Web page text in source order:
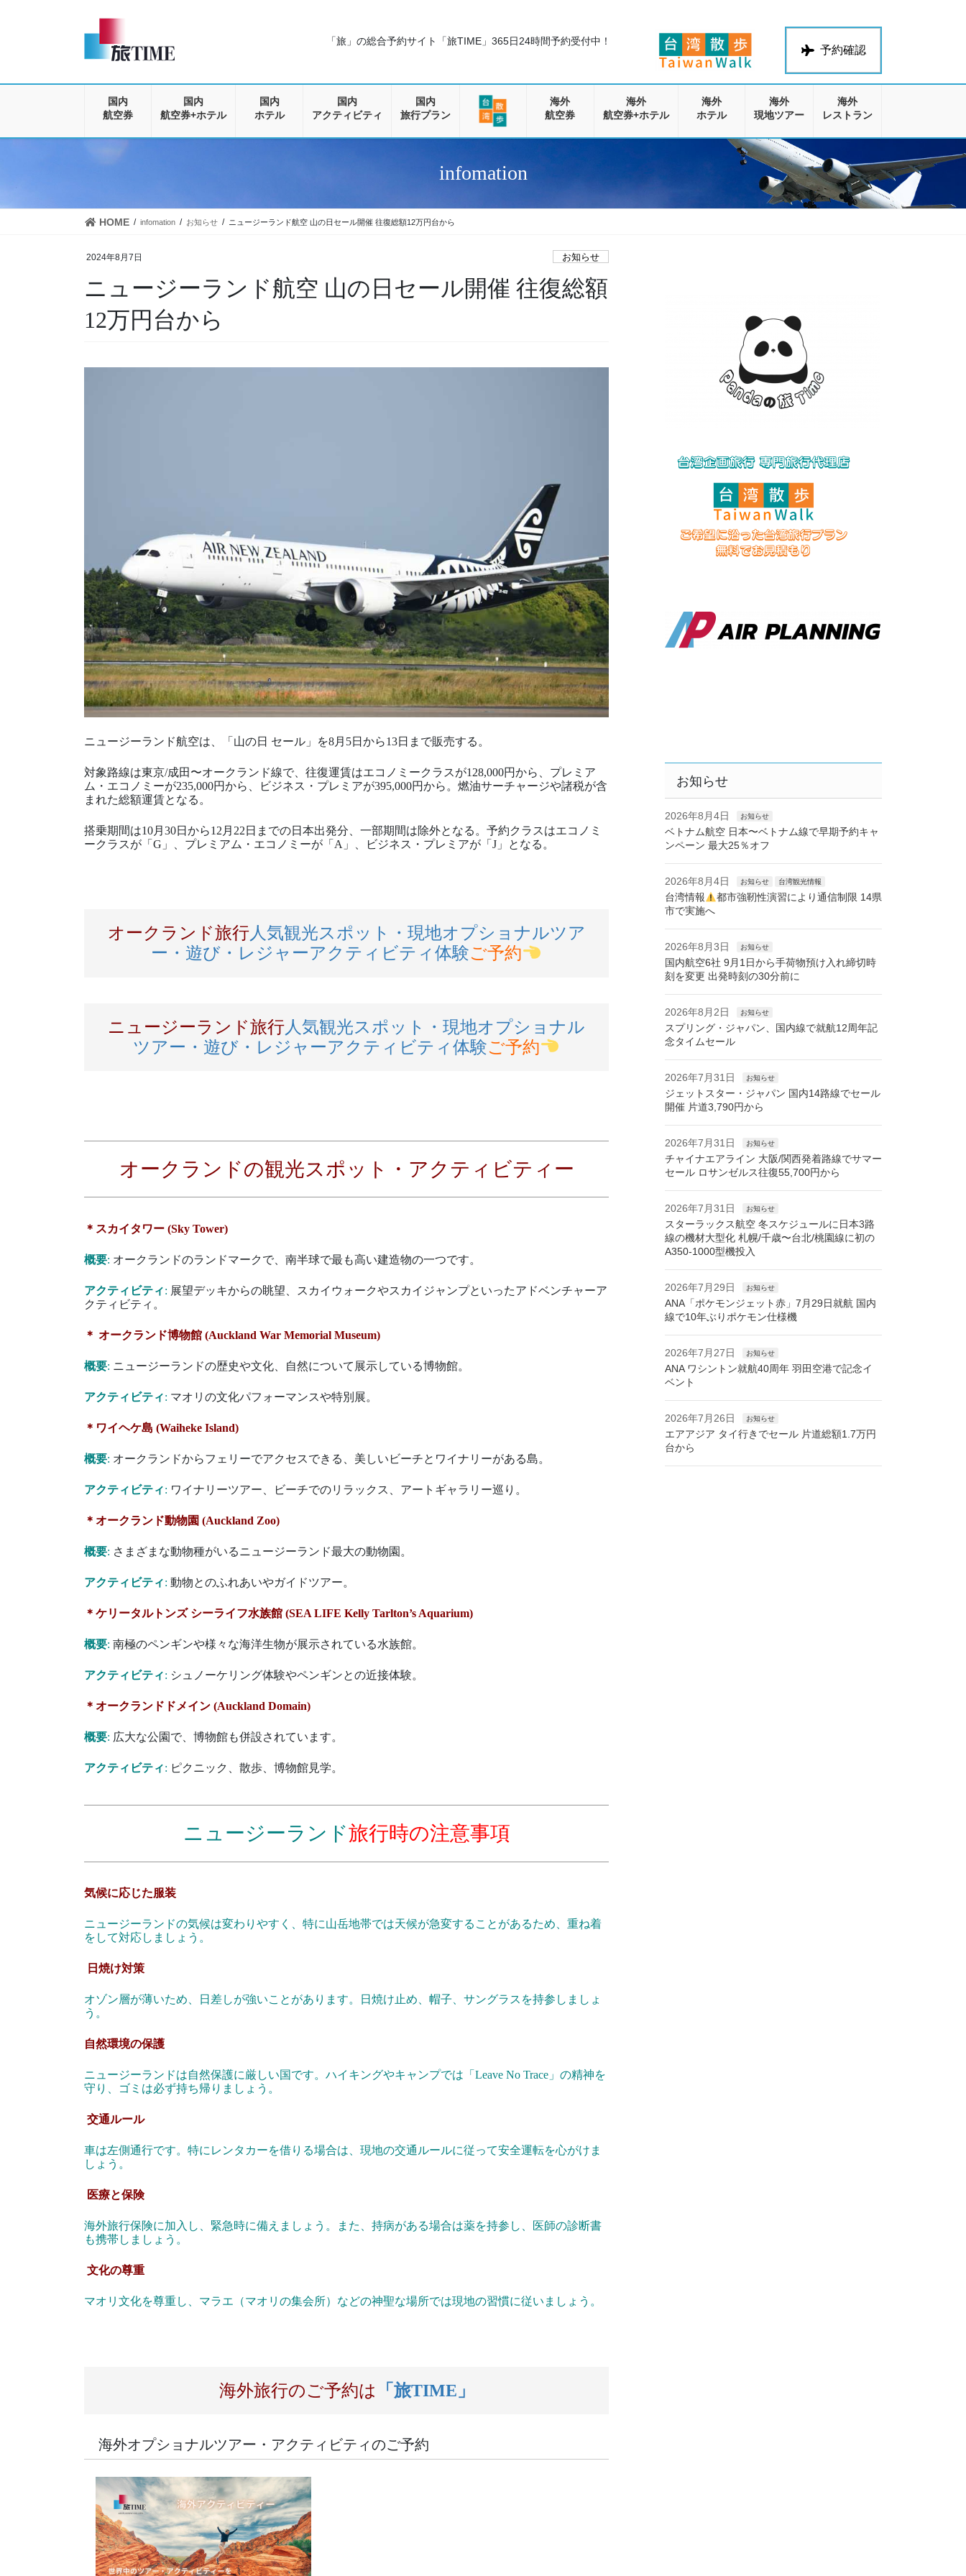
に
ョ
動
予約確認
「旅」の総合予約サイト「旅TIME」 365日24時間予約受付中！
国内
航空券
国内
航空券+ホテル
国内
ホテル
国内
アクティビティ
国内
旅行プラン
海外
航空券
海外
航空券+ホテル
海外
ホテル
海外
現地ツアー
海外
レストラン
infomation
HOME infomation お知らせ ニュージーランド航空 山の日セール開催 往復総額12万円台から
2024年8月7日 お知らせ
ニュージーランド航空 山の日セール開催 往復総額
12万円台から
ニュージーランド航空は、「山の日 セール」を8月5日から13日まで販売する。
対象路線は東京/成田〜オークランド線で、往復運賃はエコノミークラスが128,000円から、プレミア
ム・エコノミーが235,000円から、ビジネス・プレミアが395,000円から。燃油サーチャージや諸税が含
まれた総額運賃となる。
搭乗期間は10月30日から12月22日までの日本出発分、一部期間は除外となる。予約クラスはエコノミ
ークラスが「G」、プレミアム・エコノミーが「A」、ビジネス・プレミアが「J」となる。
オークランド旅行人気観光スポット・現地オプショナルツア
ー・遊び・レジャーアクティビティ体験ご予約
ニュージーランド旅行人気観光スポット・現地オプショナル
ツアー・遊び・レジャーアクティビティ体験ご予約
オークランドの観光スポット・アクティビティー
＊スカイタワー (Sky Tower)
概要: オークランドのランドマークで、南半球で最も高い建造物の一つです。
アクティビティ: 展望デッキからの眺望、スカイウォークやスカイジャンプといったアドベンチャーア
クティビティ。
＊ オークランド博物館 (Auckland War Memorial Museum)
概要: ニュージーランドの歴史や文化、自然について展示している博物館。
アクティビティ: マオリの文化パフォーマンスや特別展。
＊ワイヘケ島 (Waiheke Island)
概要: オークランドからフェリーでアクセスできる、美しいビーチとワイナリーがある島。
アクティビティ: ワイナリーツアー、ビーチでのリラックス、アートギャラリー巡り。
＊オークランド動物園 (Auckland Zoo)
概要: さまざまな動物種がいるニュージーランド最大の動物園。
アクティビティ: 動物とのふれあいやガイドツアー。
＊ケリータルトンズ シーライフ水族館 (SEA LIFE Kelly Tarlton’s Aquarium)
概要: 南極のペンギンや様々な海洋生物が展示されている水族館。
アクティビティ: シュノーケリング体験やペンギンとの近接体験。
＊オークランドドメイン (Auckland Domain)
概要: 広大な公園で、博物館も併設されています。
アクティビティ: ピクニック、散歩、博物館見学。
ニュージーランド旅行時の注意事項
気候に応じた服装
ニュージーランドの気候は変わりやすく、特に山岳地帯では天候が急変することがあるため、重ね着
をして対応しましょう。
日焼け対策
オゾン層が薄いため、日差しが強いことがあります。日焼け止め、帽子、サングラスを持参しましょ
う。
自然環境の保護
ニュージーランドは自然保護に厳しい国です。ハイキングやキャンプでは「Leave No Trace」の精神を
守り、ゴミは必ず持ち帰りましょう。
交通ルール
車は左側通行です。特にレンタカーを借りる場合は、現地の交通ルールに従って安全運転を心がけま
しょう。
医療と保険
海外旅行保険に加入し、緊急時に備えましょう。また、持病がある場合は薬を持参し、医師の診断書
も携帯しましょう。
文化の尊重
マオリ文化を尊重し、マラエ（マオリの集会所）などの神聖な場所では現地の習慣に従いましょう。
海外旅行のご予約は 「旅TIME」
海外オプショナルツアー・アクティビティのご予約
お知らせ
2026年8月4日 お知らせ
ベトナム航空 日本〜ベトナム線で早期予約キャ
ンペーン 最大25％オフ
2026年8月4日 お知らせ 台湾観光情報
台湾情報
都市強靭性演習により通信制限 14県
市で実施へ
2026年8月3日 お知らせ
国内航空6社 9月1日から手荷物預け入れ締切時
刻を変更 出発時刻の30分前に
2026年8月2日 お知らせ
スプリング・ジャパン、国内線で就航12周年記
念タイムセール
2026年7月31日 お知らせ
ジェットスター・ジャパン 国内14路線でセール
開催 片道3,790円から
2026年7月31日 お知らせ
チャイナエアライン 大阪/関西発着路線でサマー
セール ロサンゼルス往復55,700円から
2026年7月31日 お知らせ
スターラックス航空 冬スケジュールに日本3路
線の機材大型化 札幌/千歳〜台北/桃園線に初の
A350-1000型機投入
2026年7月29日 お知らせ
ANA「ポケモンジェット赤」7月29日就航 国内
線で10年ぶりポケモン仕様機
2026年7月27日 お知らせ
ANA ワシントン就航40周年 羽田空港で記念イ
ベント
2026年7月26日 お知らせ
エアアジア タイ行きでセール 片道総額1.7万円
台から